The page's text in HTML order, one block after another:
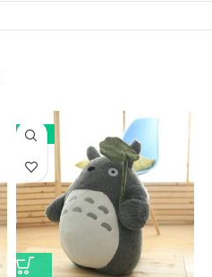
a tu vida cotidiana.
-25%